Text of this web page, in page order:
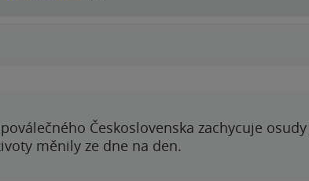
Československa zachycuje
měnily ze dne na den.